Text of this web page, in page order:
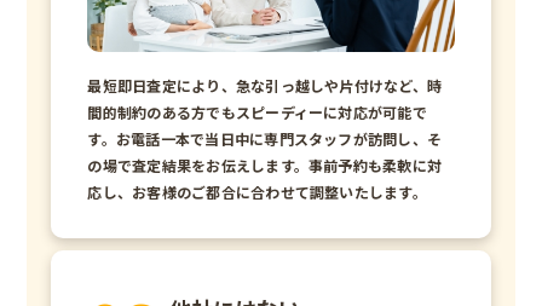
最短即日査定により、急な引っ越しや片付けなど、時
間的制約のある方でもスピーディーに対応が可能で
す。お電話一本で当日中に専門スタッフが訪問し、そ
の場で査定結果をお伝えします。事前予約も柔軟に対
応し、お客様のご都合に合わせて調整いたします。